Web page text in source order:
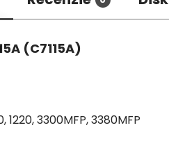
(C7115A)
1220, 3300MFP, 3380MFP